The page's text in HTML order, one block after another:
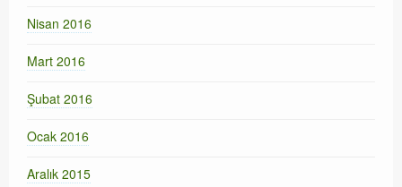
Nisan 2016
Mart 2016
Şubat 2016
Ocak 2016
Aralık 2015